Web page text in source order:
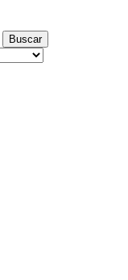
Buscar